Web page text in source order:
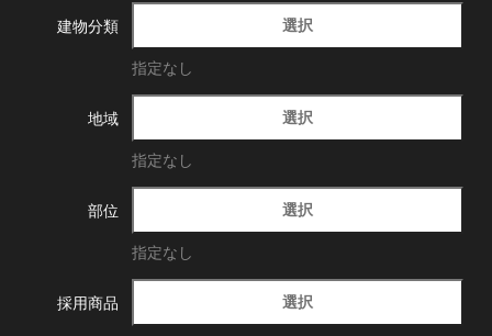
建物分類 選択
指定なし
地域 選択
指定なし
部位 選択
指定なし
採用商品 選択